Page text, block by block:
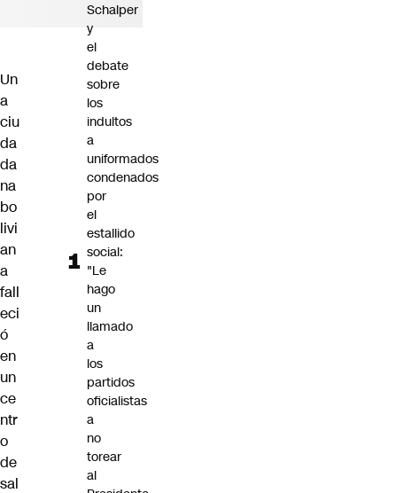
Un
a
ciu
da
da
na
bo
livi
an
a
fall
eci
ó
en
un
ce
ntr
o
de
sal
Schalper
y
el
debate
sobre
los
indultos
a
uniformados
condenados
por
el
estallido
social:
"Le
hago
un
llamado
a
los
partidos
oficialistas
a
no
torear
al